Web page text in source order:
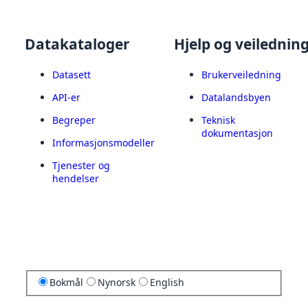
Datakataloger
Datasett
API-er
Begreper
Informasjonsmodeller
Tjenester og
hendelser
Hjelp og
Brukerveiledning
Datalandsbyen
Teknisk
dokumentasjon
Bokmål Nynorsk English